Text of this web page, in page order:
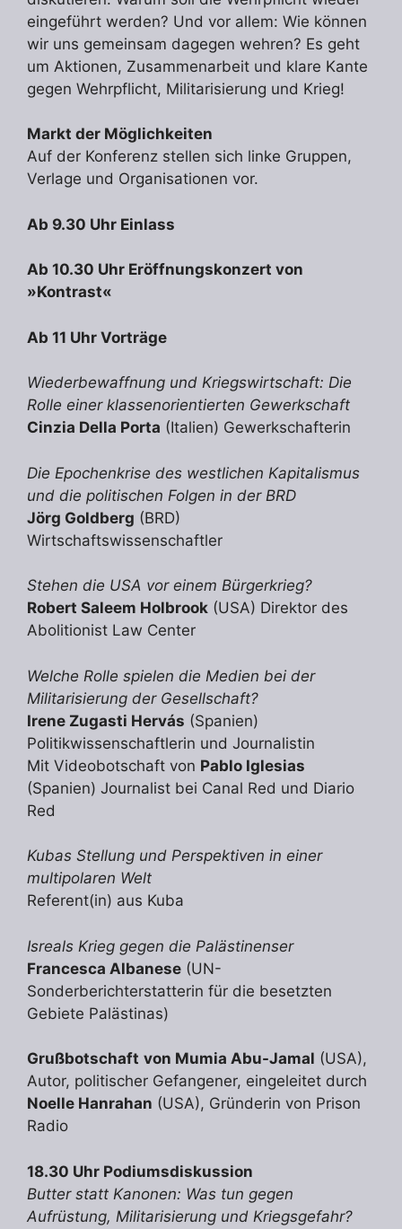
eingeführt werden? Und vor allem: Wie können
wir uns gemeinsam dagegen wehren? Es geht
um Aktionen, Zusammenarbeit und klare Kante
gegen Wehrpflicht, Militarisierung und Krieg!
Markt der Möglichkeiten
Auf der Konferenz stellen sich linke Gruppen,
Verlage und Organisationen vor.
Ab 9.30 Uhr Einlass
Ab 10.30 Uhr Eröffnungskonzert von
»Kontrast«
Ab 11 Uhr Vorträge
Wiederbewaffnung und Kriegswirtschaft: Die
Rolle einer klassenorientierten Gewerkschaft
Cinzia Della Porta (Italien) Gewerkschafterin
Die Epochenkrise des westlichen Kapitalismus
und die politischen Folgen in der BRD
Jörg Goldberg (BRD)
Wirtschaftswissenschaftler
Stehen die USA vor einem Bürgerkrieg?
Robert Saleem Holbrook (USA) Direktor des
Abolitionist Law Center
Welche Rolle spielen die Medien bei der
Militarisierung der Gesellschaft?
Irene Zugasti Hervás (Spanien)
Politikwissenschaftlerin und Journalistin
Mit Videobotschaft von Pablo Iglesias
(Spanien) Journalist bei Canal Red und Diario
Red
Kubas Stellung und Perspektiven in einer
multipolaren Welt
Referent(in) aus Kuba
Isreals Krieg gegen die Palästinenser
Francesca Albanese (UN-
Sonderberichterstatterin für die besetzten
Gebiete Palästinas)
Grußbotschaft von Mumia Abu-Jamal (USA),
Autor, politischer Gefangener, eingeleitet durch
Noelle Hanrahan (USA), Gründerin von Prison
Radio
18.30 Uhr Podiumsdiskussion
Butter statt Kanonen: Was tun gegen
Aufrüstung, Militarisierung und Kriegsgefahr?